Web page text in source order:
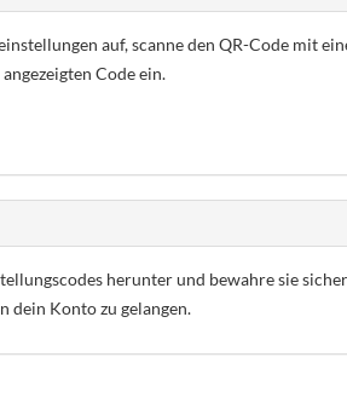
auf, scanne den QR-Code mit
Code ein.
herunter und bewahre sie
dein Konto zu gelangen.